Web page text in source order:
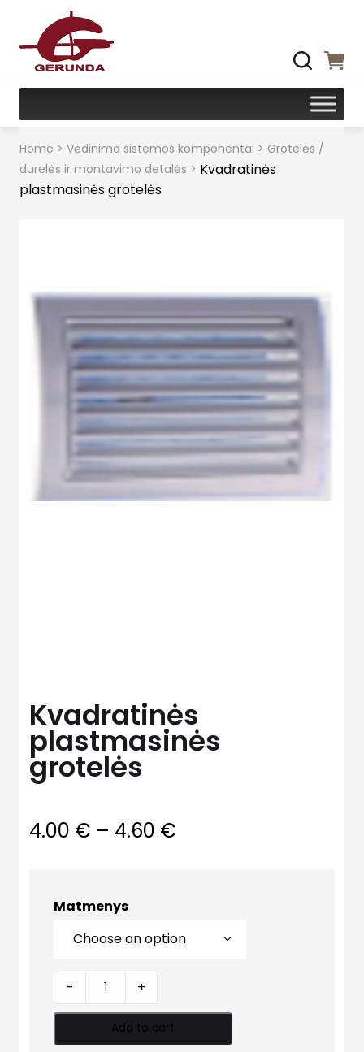
Home > Vėdinimo sistemos komponentai > Grotelės /
durelės ir montavimo detalės > Kvadratinės
plastmasinės grotelės
Kvadratinės
plastmasinės
grotelės
4.00 € – 4.60 €
Matmenys
Kvadratinės
plastmasinės
quantity
- +
Add to cart